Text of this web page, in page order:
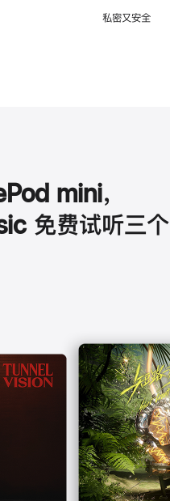
私密又安全
mini，
免费试听三个